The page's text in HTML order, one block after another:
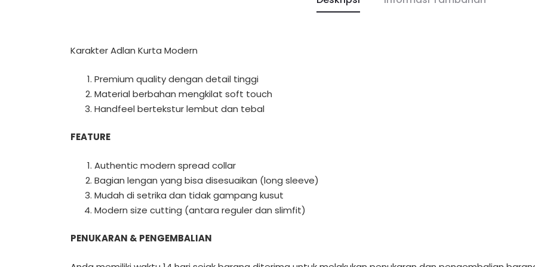
Karakter Adlan Kurta Modern
Premium quality dengan detail tinggi
Material berbahan mengkilat soft touch
Handfeel bertekstur lembut dan tebal
FEATURE
Authentic modern spread collar
Bagian lengan yang bisa disesuaikan (long sleeve)
Mudah di setrika dan tidak gampang kusut
Modern size cutting (antara reguler dan slimfit)
PENUKARAN & PENGEMBALIAN